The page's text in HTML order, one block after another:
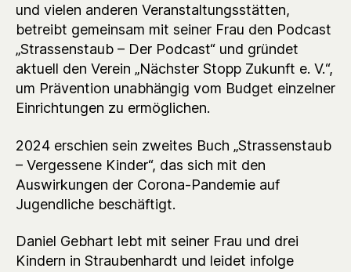
und vielen anderen Veranstaltungsstätten,
betreibt gemeinsam mit seiner Frau den Podcast
„Strassenstaub – Der Podcast“ und gründet
aktuell den Verein „Nächster Stopp Zukunft e. V.“,
um Prävention unabhängig vom Budget einzelner
Einrichtungen zu ermöglichen.
2024 erschien sein zweites Buch „Strassenstaub
– Vergessene Kinder“, das sich mit den
Auswirkungen der Corona-Pandemie auf
Jugendliche beschäftigt.
Daniel Gebhart lebt mit seiner Frau und drei
Kindern in Straubenhardt und leidet infolge